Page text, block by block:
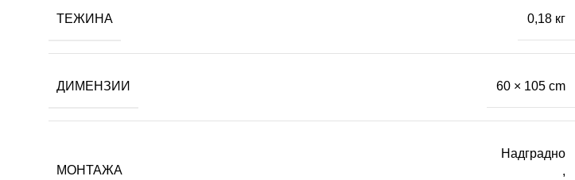
ТЕЖИНА 0,18 кг
ДИМЕНЗИИ 60 × 105 cm
МОНТАЖА
Надградно
,